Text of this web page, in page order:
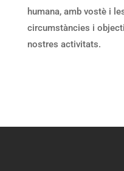
humana, amb vostè i
circumstàncies i
nostres activitats.